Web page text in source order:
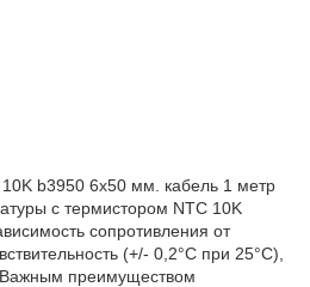
b3950 6x50 мм. кабель 1 метр
с термистором NTC 10K
сопротивления от
(+/- 0,2°С при 25°С),
Важным преимуществом